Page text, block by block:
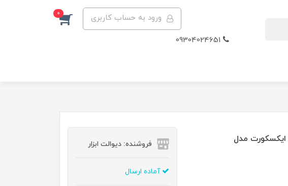
ورود به حساب کاربری 0
85 سانتی متر 1600 وات ایکسکورت مدل
فروشنده: دیوالت ابزار
آماده ارسال